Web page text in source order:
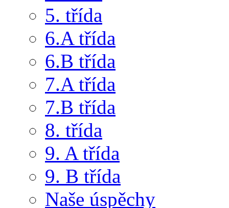
5. třída
6.A třída
6.B třída
7.A třída
7.B třída
8. třída
9. A třída
9. B třída
Naše úspěchy